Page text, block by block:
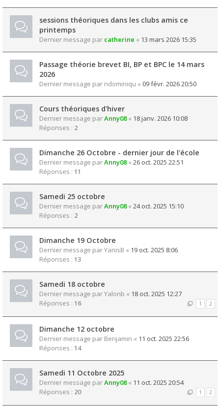
sessions théoriques dans les clubs amis ce
printemps
Dernier message par catherine « 13 mars 2026 15:35
Passage théorie brevet BI, BP et BPC le 14 mars
2026
Dernier message par ndominiqu « 09 févr. 2026 20:50
Cours théoriques d'hiver
Dernier message parAnny08« 18 janv. 2026 10:08
Réponses : 2
Dimanche 26 Octobre - dernier jour de l'école
Dernier message parAnny08« 26 oct. 2025 22:51
Réponses : 11
Samedi 25 octobre
Dernier message parAnny08« 24 oct. 2025 15:10
Réponses : 2
Dimanche 19 Octobre
Dernier message parYanisB « 19 oct. 2025 8:06
Réponses : 13
Samedi 18 octobre
Dernier message parYalonb « 18 oct. 2025 12:27
Réponses : 16 1 2
Dimanche 12 octobre
Dernier message par Benjamin « 11 oct. 2025 22:56
Réponses : 14
Samedi 11 Octobre 2025
Dernier message parAnny08« 11 oct. 2025 20:54
Réponses : 20 1 2